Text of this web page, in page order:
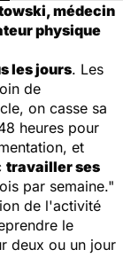
médecin
physique
les jours. Les
de
on casse sa
heures pour
et
travailler ses
par semaine."
de l'activité
le
deux ou un jour